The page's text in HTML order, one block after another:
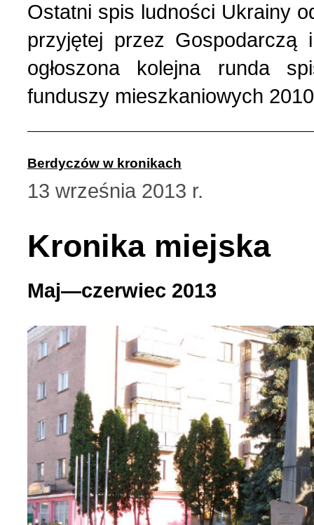
Ostatni spis ludności Ukrainy
przyjętej przez Gospodarczą
ogłoszona kolejna runda
funduszy mieszkaniowych
Berdyczów w kronikach
13 września 2013 r.
Kronika miejska
Maj—czerwiec 2013